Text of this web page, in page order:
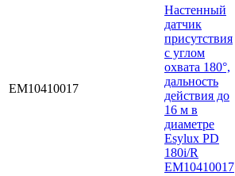
EM10410017
Настенный
датчик
присутствия
с углом
охвата 180°,
дальность
действия до
16 м в
диаметре
Esylux PD
180i/R
EM10410017